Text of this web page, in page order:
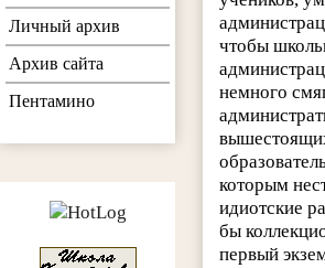
чтобы
немного
которым
идиотские
бы
первый
Личный архив
Архив сайта
Пентамино